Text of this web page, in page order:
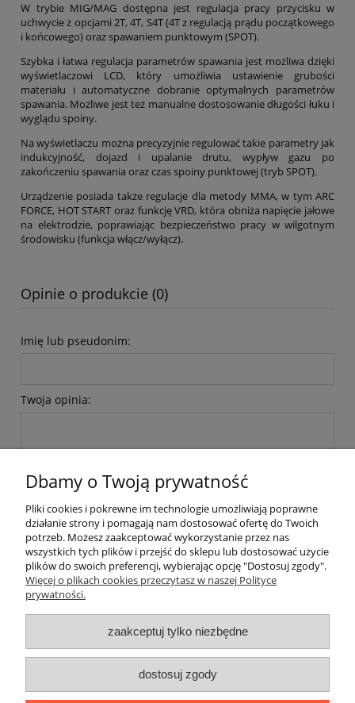
W trybie MIG/MAG dostępna jest regulacja pracy przycisku w
uchwycie z opcjami 2T, 4T, S4T (4T z regulacją prądu początkowego
i końcowego) oraz spawaniem punktowym (SPOT).
Szybka i łatwa regulacja parametrów spawania jest możliwa dzięki
wyświetlaczowi LCD, który umożliwia ustawienie grubości
materiału i automatyczne dobranie optymalnych parametrów
spawania. Możliwe jest też manualne dostosowanie długości łuku i
wyglądu spoiny.
Na wyświetlaczu można precyzyjnie regulować takie parametry jak
indukcyjność, dojazd i upalanie drutu, wypływ gazu po
zakończeniu spawania oraz czas spoiny punktowej (tryb SPOT).
Urządzenie posiada także regulacje dla metody MMA, w tym ARC
FORCE, HOT START oraz funkcję VRD, która obniża napięcie jałowe
na elektrodzie, poprawiając bezpieczeństwo pracy w wilgotnym
środowisku (funkcja włącz/wyłącz).
Opinie o produkcie (0)
Imię lub pseudonim:
Twoja opinia:
wyślij
Pomoc
Dostawa i płatności
Moje konto
Gwarancja i zwroty
Dbamy o Twoją prywatność
Pliki cookies i pokrewne im technologie umożliwiają poprawne
działanie strony i pomagają nam dostosować ofertę do Twoich
potrzeb. Możesz zaakceptować wykorzystanie przez nas
wszystkich tych plików i przejść do sklepu lub dostosować użycie
plików do swoich preferencji, wybierając opcję "Dostosuj zgody".
Więcej o plikach cookies przeczytasz w naszej Polityce
prywatności.
zaakceptuj tylko niezbędne
dostosuj zgody